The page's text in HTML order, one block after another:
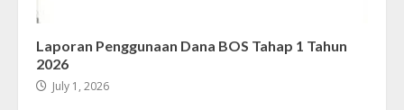
Laporan Penggunaan Dana BOS Tahap 1 Tahun
2026
July 1, 2026